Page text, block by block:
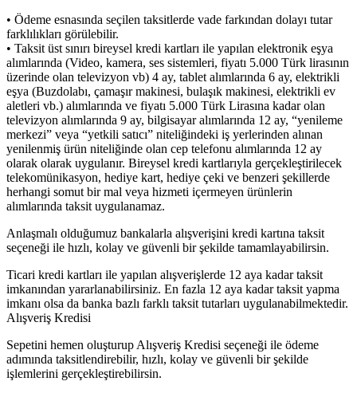
• Ödeme esnasında seçilen taksitlerde vade farkından dolayı tutar
farklılıkları görülebilir.
• Taksit üst sınırı bireysel kredi kartları ile yapılan elektronik eşya
alımlarında (Video, kamera, ses sistemleri, fiyatı 5.000 Türk lirasının
üzerinde olan televizyon vb) 4 ay, tablet alımlarında 6 ay, elektrikli
eşya (Buzdolabı, çamaşır makinesi, bulaşık makinesi, elektrikli ev
aletleri vb.) alımlarında ve fiyatı 5.000 Türk Lirasına kadar olan
televizyon alımlarında 9 ay, bilgisayar alımlarında 12 ay, “yenileme
merkezi” veya “yetkili satıcı” niteliğindeki iş yerlerinden alınan
yenilenmiş ürün niteliğinde olan cep telefonu alımlarında 12 ay
olarak olarak uygulanır. Bireysel kredi kartlarıyla gerçekleştirilecek
telekomünikasyon, hediye kart, hediye çeki ve benzeri şekillerde
herhangi somut bir mal veya hizmeti içermeyen ürünlerin
alımlarında taksit uygulanamaz.
Anlaşmalı olduğumuz bankalarla alışverişini kredi kartına taksit
seçeneği ile hızlı, kolay ve güvenli bir şekilde tamamlayabilirsin.
Ticari kredi kartları ile yapılan alışverişlerde 12 aya kadar taksit
imkanından yararlanabilirsiniz. En fazla 12 aya kadar taksit yapma
imkanı olsa da banka bazlı farklı taksit tutarları uygulanabilmektedir.
Alışveriş Kredisi
Sepetini hemen oluşturup Alışveriş Kredisi seçeneği ile ödeme
adımında taksitlendirebilir, hızlı, kolay ve güvenli bir şekilde
işlemlerini gerçekleştirebilirsin.